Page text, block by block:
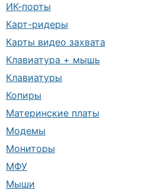
ИК-порты
Карт-ридеры
Карты видео захвата
Клавиатура + мышь
Клавиатуры
Копиры
Материнские платы
Модемы
Мониторы
МФУ
Мыши